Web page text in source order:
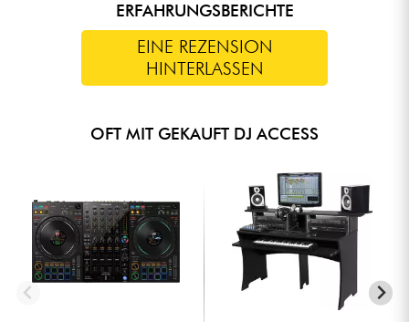
ERFAHRUNGSBERICHTE
EINE REZENSION
HINTERLASSEN
OFT MIT GEKAUFT DJ ACCESS